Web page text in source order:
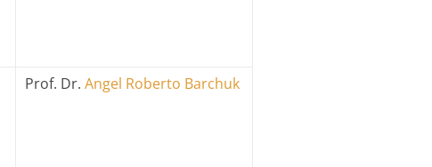
Prof. Dr.Angel Roberto Barchuk